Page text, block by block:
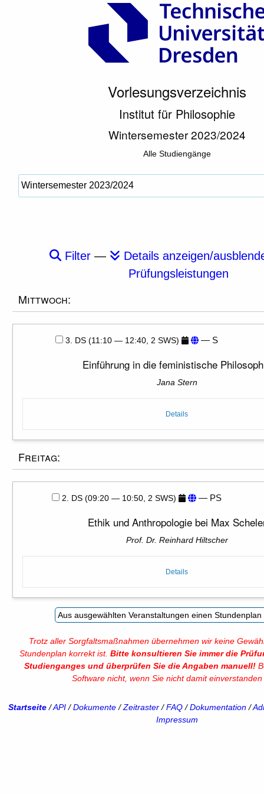
Vorlesungsverzeichnis
Institut für Philosophie
Wintersemester 2023/2024
Alle Studiengänge
Filter —
Details anzeigen/
Prüfungsleistungen
Mittwoch:
3. DS (11:10 — 12:40, 2 SWS) — S
Einführung in die feministische
Jana Stern
Details
Freitag:
2. DS (09:20 — 10:50, 2 SWS) — PS
Ethik und Anthropologie bei Max
Prof. Dr. Reinhard Hiltscher
Details
Trotz aller Sorgfaltsmaßnahmen übernehmen wir keine
Stundenplan korrekt ist. Bitte konsultieren Sie immer die
Studienganges und überprüfen Sie die Angaben manuell!
Software nicht, wenn Sie nicht damit einverstanden
Startseite/API/Dokumente/Zeitraster/FAQ/Dokumentation/
Impressum